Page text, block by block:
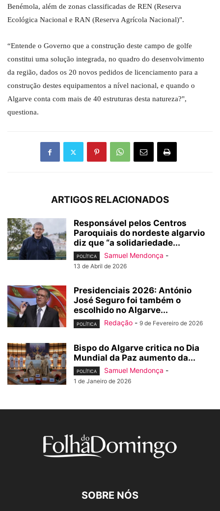
Benémola, além de zonas classificadas de REN (Reserva
Ecológica Nacional e RAN (Reserva Agrícola Nacional)".
“Entende o Governo que a construção deste campo de golfe
constitui uma solução integrada, no quadro do desenvolvimento
da região, dados os 20 novos pedidos de licenciamento para a
construção destes equipamentos a nível nacional, e quando o
Algarve conta com mais de 40 estruturas desta natureza?",
questiona.
ARTIGOS RELACIONADOS
Responsável pelos Centros
Paroquiais do nordeste algarvio
diz que “a solidariedade...
POLÍTICA Samuel Mendonça -
13 de Abril de 2026
Presidenciais 2026: António
José Seguro foi também o
escolhido no Algarve...
POLÍTICA Redação - 9 de Fevereiro de 2026
Bispo do Algarve critica no Dia
Mundial da Paz aumento da...
POLÍTICA Samuel Mendonça -
1 de Janeiro de 2026
SOBRE NÓS